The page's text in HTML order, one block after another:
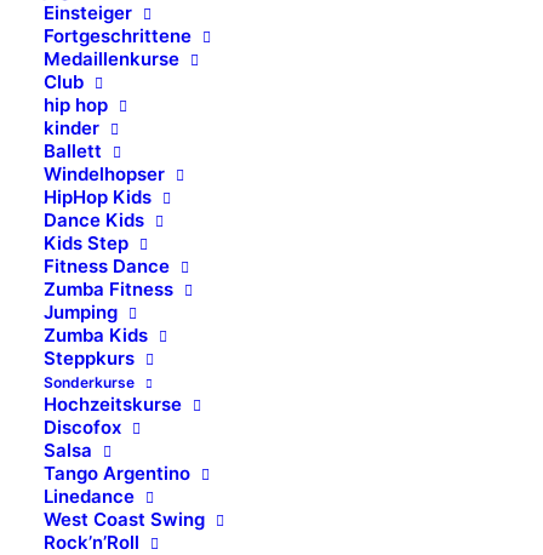
Einsteiger
Fortgeschrittene
Medaillenkurse
Club
hip hop
kinder
Ballett
Windelhopser
HipHop Kids
Dance Kids
Kids Step
Fitness Dance
Zumba Fitness
Jumping
Zumba Kids
Steppkurs
Sonderkurse
Hochzeitskurse
Discofox
Salsa
Tango Argentino
Linedance
West Coast Swing
Rock’n’Roll
ADTV Tanzschule Piet & Müller
Del Fabro & Partner GmbH
71636 Ludwigsburg
info@tanzschule-piet.de
Geschäftsführer: Peter del Fabro